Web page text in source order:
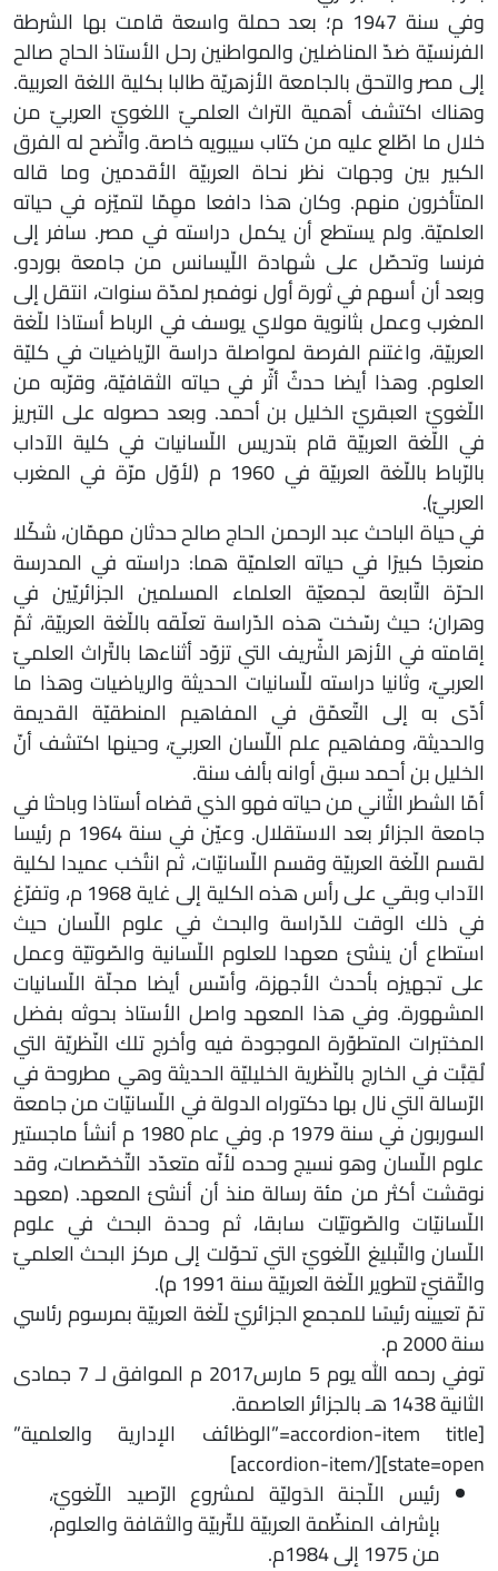
وفي سنة 1947 م؛ بعد حملة واسعة قامت بها الشرطة
الفرنسيّة ضدّ المناضلين والمواطنين رحل الأستاذ الحاج صالح
إلى مصر والتحق بالجامعة الأزهريّة طالبا بكلية اللغة العربية.
وهناك اكتشف أهمية التراث العلميّ اللغويّ العربيّ من
خلال ما اطّلع عليه من كتاب سيبويه خاصة. واتّضح له الفرق
الكبير بين وجهات نظر نحاة العربيّة الأقدمين وما قاله
المتأخرون منهم. وكان هذا دافعا مهِمّا لتميّزه في حياته
العلميّة. ولم يستطع أن يكمل دراسته في مصر. سافر إلى
فرنسا وتحصّل على شهادة اللّيسانس من جامعة بوردو.
وبعد أن أسهم في ثورة أول نوفمبر لمدّة سنوات، انتقل إلى
المغرب وعمل بثانوية مولاي يوسف في الرباط أستاذا للّغة
العربيّة، واغتنم الفرصة لمواصلة دراسة الرّياضيات في كليّة
العلوم. وهذا أيضا حدثٌ أثّر في حياته الثقافيّة، وقرّبه من
اللّغويّ العبقريّ الخليل بن أحمد. وبعد حصوله على التبريز
في اللّغة العربيّة قام بتدريس اللّسانيات في كلية الآداب
بالرّباط باللّغة العربيّة في 1960 م (لأوّل مرّة في المغرب
العربيّ).
في حياة الباحث عبد الرحمن الحاج صالح حدثان مهمّان، شكّلا
منعرجًا كبيرًا في حياته العلميّة هما: دراسته في المدرسة
الحرّة التّابعة لجمعيّة العلماء المسلمين الجزائريّين في
وهران؛ حيث رسّخت هذه الدّراسة تعلّقه باللّغة العربيّة، ثمّ
إقامته في الأزهر الشّريف التي تزوّد أثناءها بالتّراث العلميّ
العربيّ، وثانيا دراسته للّسانيات الحديثة والرياضيات وهذا ما
أدّى به إلى التّعمّق في المفاهيم المنطقيّة القديمة
والحديثة، ومفاهيم علم اللّسان العربيّ، وحينها اكتشف أنّ
الخليل بن أحمد سبق أوانه بألف سنة.
أمّا الشطر الثّاني من حياته فهو الذي قضاه أستاذا وباحثا في
جامعة الجزائر بعد الاستقلال. وعيّن في سنة 1964 م رئيسا
لقسم اللّغة العربيّة وقسم اللّسانيّات، ثم انتُخب عميدا لكلية
الآداب وبقي على رأس هذه الكلية إلى غاية 1968 م، وتفرّغ
في ذلك الوقت للدّراسة والبحث في علوم اللّسان حيث
استطاع أن ينشئ معهدا للعلوم اللّسانية والصّوتيّة وعمل
على تجهيزه بأحدث الأجهزة، وأسّس أيضا مجلّة اللّسانيات
المشهورة. وفي هذا المعهد واصل الأستاذ بحوثه بفضل
المختبرات المتطوّرة الموجودة فيه وأخرج تلك النّظريّة التي
لُقِبَّت في الخارج بالنّظرية الخليليّة الحديثة وهي مطروحة في
الرّسالة التي نال بها دكتوراه الدولة في اللّسانيّات من جامعة
السوربون في سنة 1979 م. وفي عام 1980 م أنشأ ماجستير
علوم اللّسان وهو نسيج وحده لأنّه متعدّد التّخصّصات، وقد
نوقشت أكثر من مئة رسالة منذ أن أنشئ المعهد. (معهد
اللّسانيّات والصّوتيّات سابقا، ثم وحدة البحث في علوم
اللّسان والتّبليغ اللّغويّ التي تحوّلت إلى مركز البحث العلميّ
والتّقنيّ لتطوير اللّغة العربيّة سنة 1991 م).
تمّ تعيينه رئيسًا للمجمع الجزائريّ للّغة العربيّة بمرسوم رئاسي
سنة 2000 م.
توفي رحمه الله يوم 5 مارس2017 م الموافق لـ 7 جمادى
الثانية 1438 هـ بالجزائر العاصمة.
[accordion-item title=”الوظائف الإدارية والعلمية”
state=open][/accordion-item]
رئيس اللّجنة الدَوليّة لمشروع الرّصيد اللّغويّ،
بإشراف المنظّمة العربيّة للتّربيّة والثقافة والعلوم،
من 1975 إلى 1984م.